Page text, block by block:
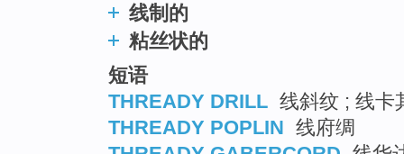
线制的
粘丝状的
短语
THREADY DRILL 线斜纹 ; 线卡
THREADY POPLIN 线府绸